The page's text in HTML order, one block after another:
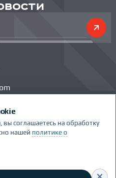
соглашаетесь на обработку
нашей политике о